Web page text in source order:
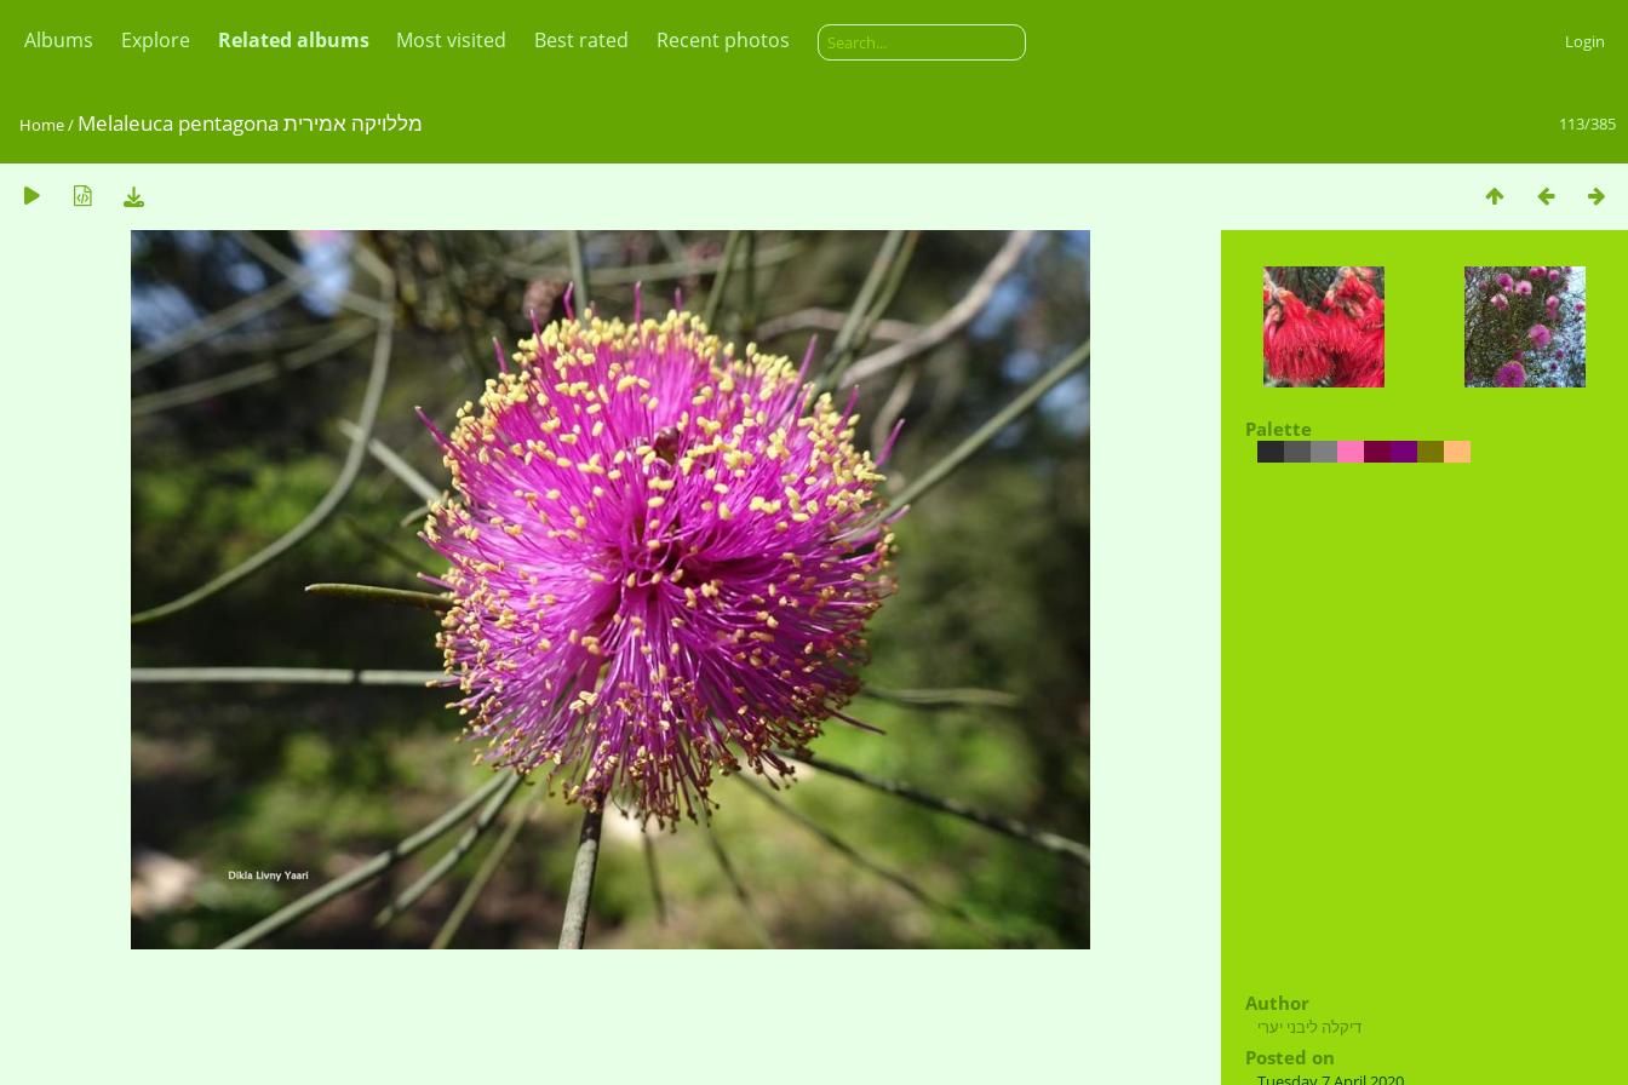
Albums Explore Related albums Most visited Best rated Recent photos Login
113/385
Home/ Melaleuca pentagona מללויקה אמירית
Palette
Author
דיקלה ליבני יערי
Posted on